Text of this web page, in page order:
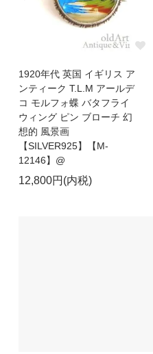
1920年代 英国 イギリス ア
ンティーク T.L.M アールデ
コ モルフォ蝶 バタフライ
ウィング ピン ブローチ 幻
想的 風景画
【SILVER925】【M-
12146】@
12,800円(内税)